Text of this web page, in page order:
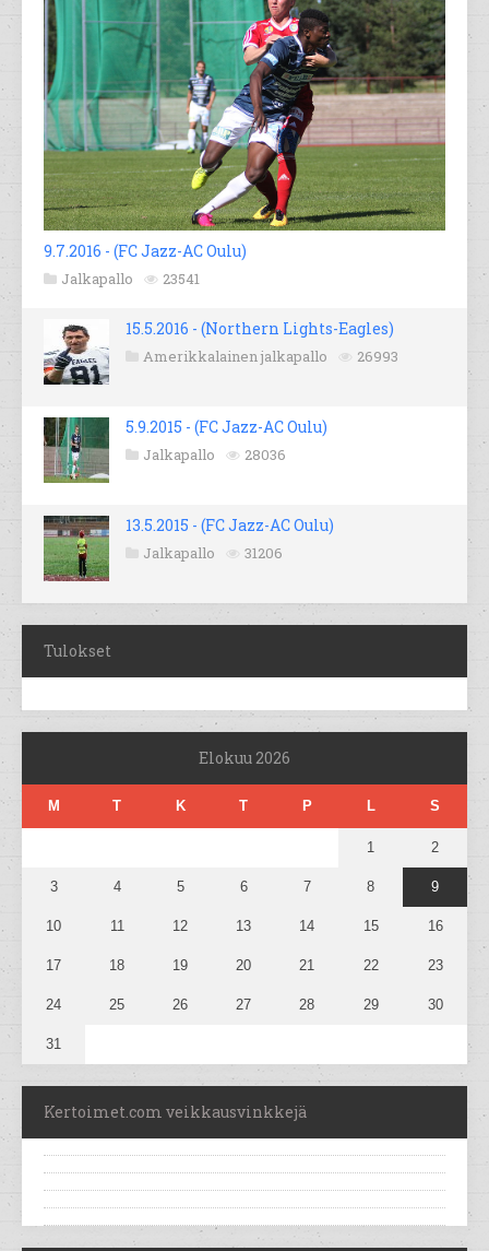
9.7.2016 - (FC Jazz-AC Oulu)
Jalkapallo 23541
15.5.2016 - (Northern Lights-Eagles)
Amerikkalainen jalkapallo 26993
5.9.2015 - (FC Jazz-AC Oulu)
Jalkapallo 28036
13.5.2015 - (FC Jazz-AC Oulu)
Jalkapallo 31206
Tulokset
Elokuu 2026
M T K T P L S
1 2
3 4 5 6 7 8 9
10 11 12 13 14 15 16
17 18 19 20 21 22 23
24 25 26 27 28 29 30
31
Kertoimet.com veikkausvinkkejä